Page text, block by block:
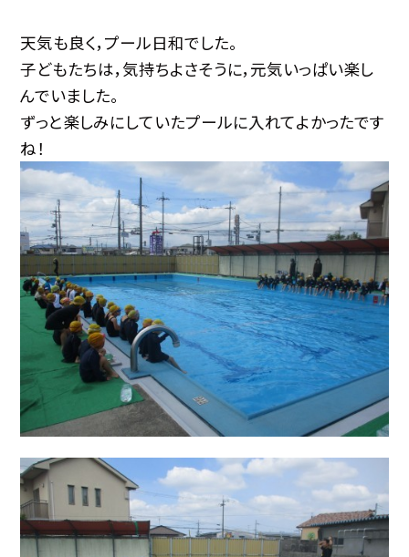
天気も良く，プール日和でした。
子どもたちは，気持ちよさそうに，元気いっぱい楽し
んでいました。
ずっと楽しみにしていたプールに入れてよかったです
ね！